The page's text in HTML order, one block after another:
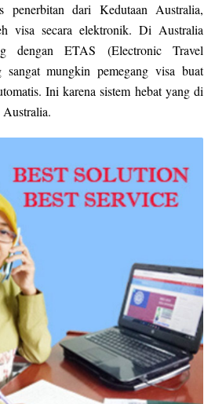
penerbitan dari Kedutaan Australia,
visa secara elektronik. Di Australia
dengan ETAS (Electronic Travel
mungkin pemegang visa buat
Ini karena sistem hebat yang di
Australia.